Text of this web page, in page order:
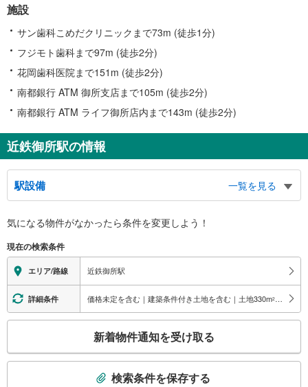
施設
サン歯科こめだクリニックまで73m (徒歩1分)
フジモト歯科まで97m (徒歩2分)
花岡歯科医院まで151m (徒歩2分)
南都銀行 ATM 御所支店まで105m (徒歩2分)
南都銀行 ATM ライフ御所店内まで143m (徒歩2分)
近鉄御所駅の情報
駅設備
一覧を見る
※段差なしでの移動経路
地上⇔改札⇔ホーム：○
スロープ
・各ホーム⇔改札
気になる物件がなかったら条件を変更しよう！
現在の検索条件
エリア/路線 近鉄御所駅
詳細条件 価格未定を含む｜建築条件付き土地を含む｜土地330m2 以上
検
新着物件通知を受け取る
検索条件を保存する